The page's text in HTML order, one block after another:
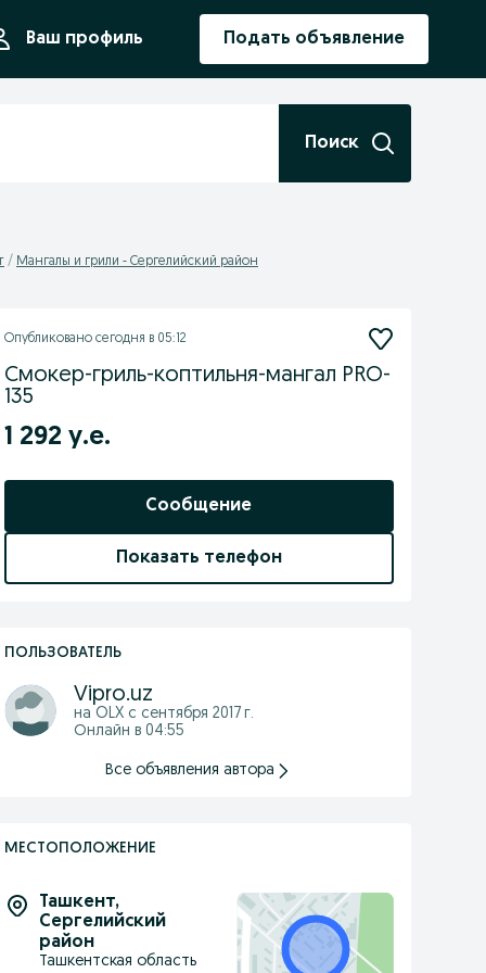
Ваш профиль Подать объявление
Поиск
Мангалы и грили - Сергелийский район
Опубликовано сегодня в 05:12
Смокер-гриль-коптильня-мангал PRO-
135
1 292 у.е.
Сообщение
Показать телефон
ПОЛЬЗОВАТЕЛЬ
Vipro.uz
на OLX с сентября 2017 г.
Онлайн в 04:55
Все объявления автора
МЕСТОПОЛОЖЕНИЕ
Ташкент,
Сергелийский
район
Ташкентская область